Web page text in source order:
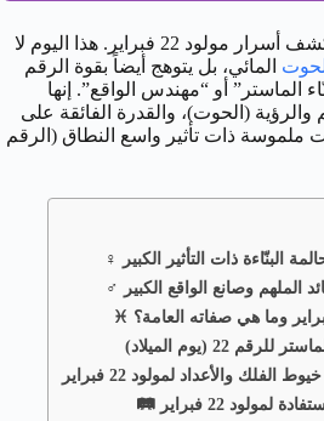
أهلاً بك،في رحلة استثنائية لكشف أسرار مولود 22 فبراير. هذا اليوم لا
المائي، بل يتوهج أيضاً بقوة الرقم
“البنّاء الماستر” أو “مهندس الواقع”. إنها
(الحوت)، والقدرة الفائقة على
ملموسة ذات تأثير واسع النطاق (الرقم
22 (يوم الميلاد)
والأعداد لمولود 22 فبراير
22 فبراير 🛤️